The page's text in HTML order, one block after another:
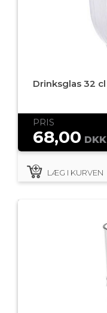
Drinksglas 32 cl
PRIS
68,00 DKK
LÆG I KURVEN